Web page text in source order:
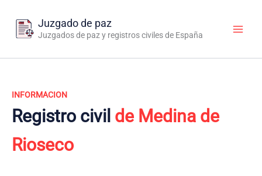
contenido
Juzgado de paz
Juzgados de paz y registros civiles de España
INFORMACION
Registro civil de Medina de
Rioseco